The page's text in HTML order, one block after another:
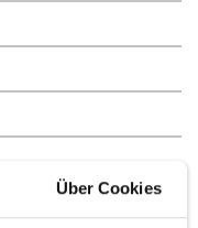
Über Cookies